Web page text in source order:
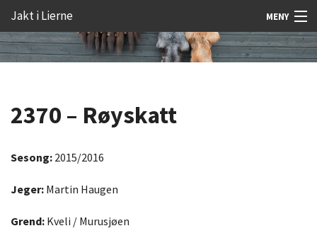
Jakt i Lierne MENY
Nyheter
Fangst
innholdet
Forstørre
2370 – Røyskatt
Sesong: 2015/2016
Jeger: Martin Haugen
Grend: Kveli / Murusjøen